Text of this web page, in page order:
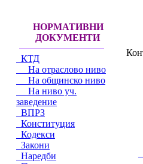
НОРМАТИВНИ
ДОКУМЕНТИ
КТД
На отраслово ниво
На общинско ниво
На ниво уч.
заведение
ВПРЗ
Конституция
Кодекси
Закони
Наредби